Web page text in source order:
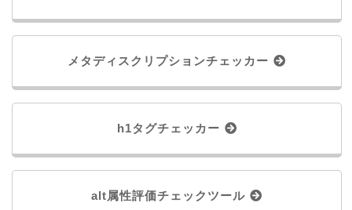
メタディスクリプションチェッカー
h1タグチェッカー
alt属性評価チェックツール